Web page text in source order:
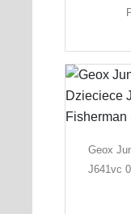
Geox
J641vc